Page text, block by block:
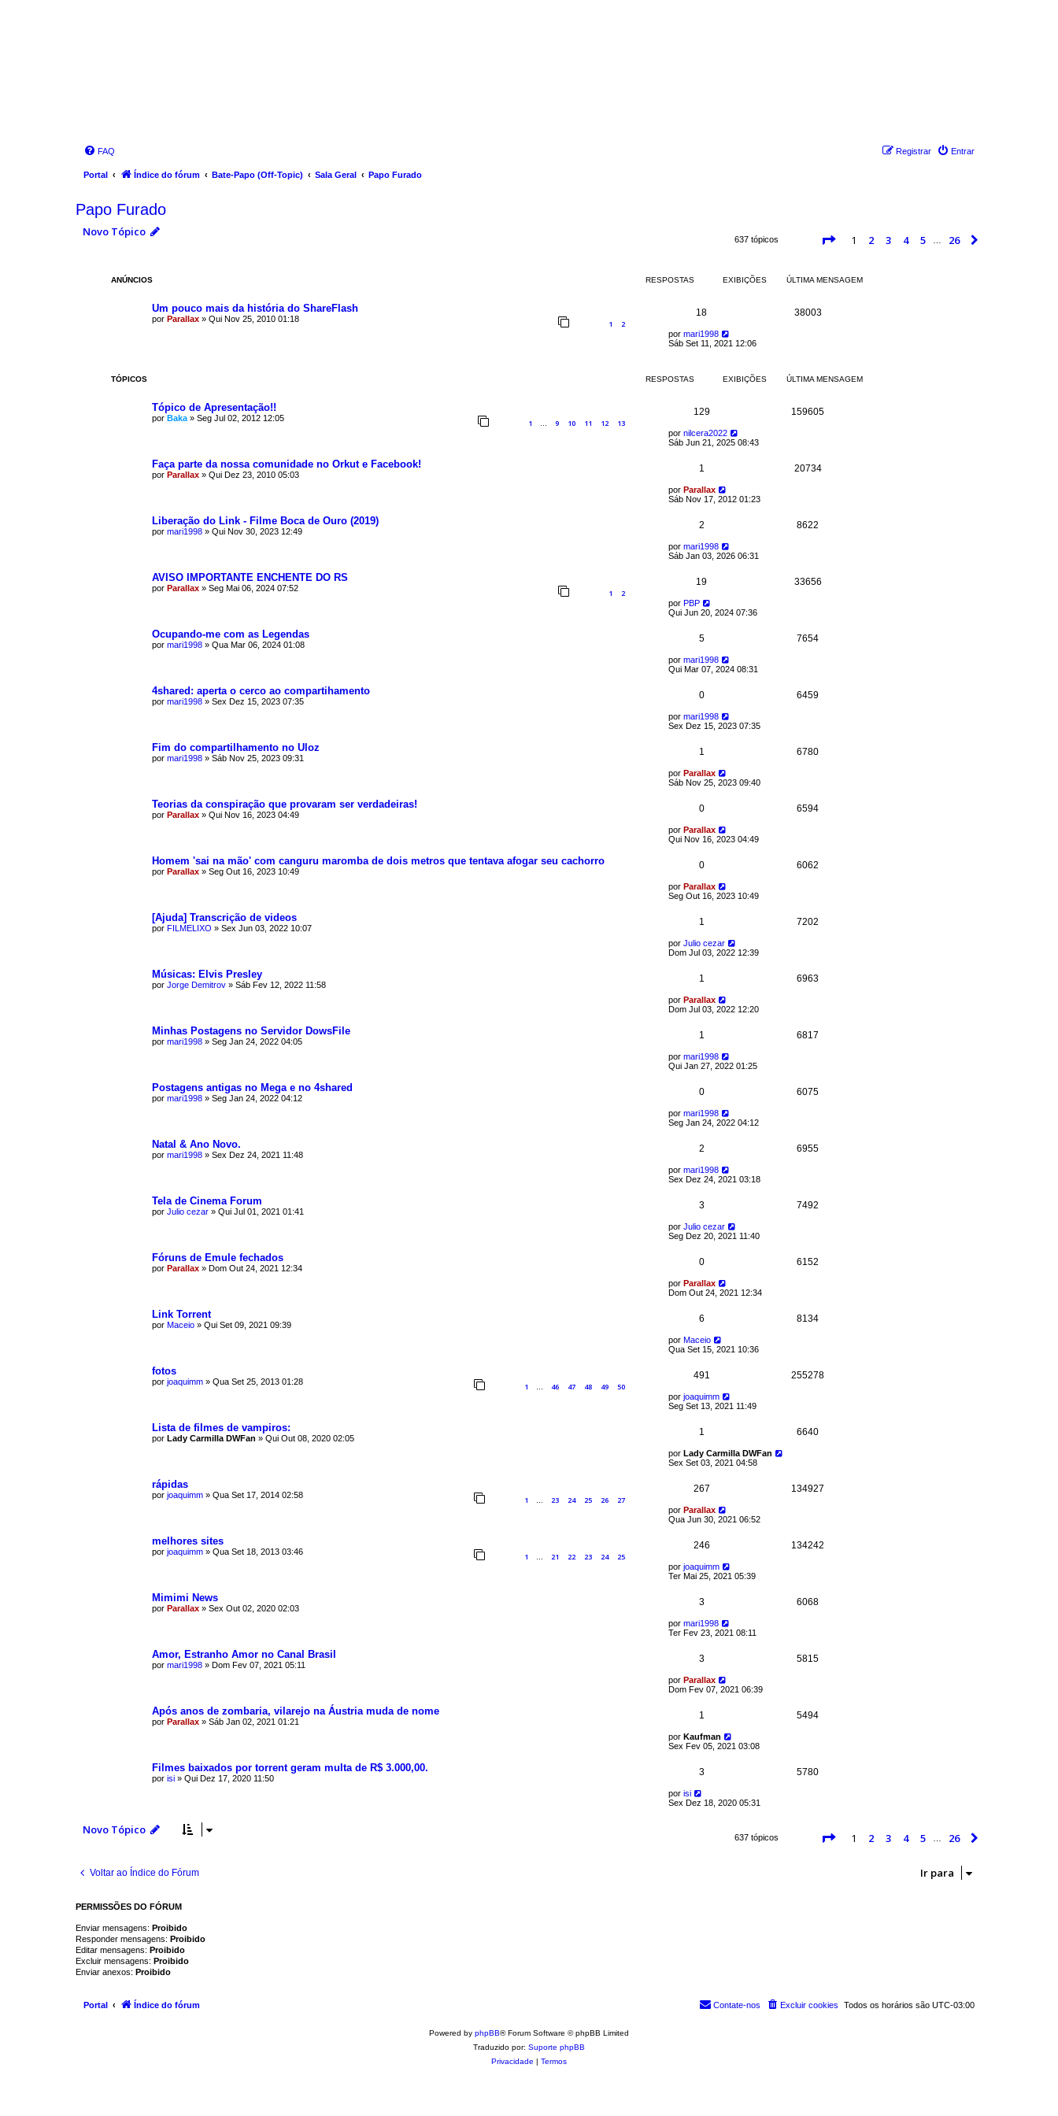
FAQ Entrar
Registrar
Portal Índice do fórum Bate-Papo (Off-Topic) Sala Geral Papo Furado
Papo Furado
Novo Tópico
637 tópicos Página de 26
1 2 3 4 5 26
ANÚNCIOS RESPOSTAS EXIBIÇÕES ÚLTIMA MENSAGEM
Um pouco mais da história do ShareFlash
por Parallax » Qui Nov 25, 2010 01:18 1 2
18 38003
por mari1998
Sáb Set 11, 2021 12:06
TÓPICOS RESPOSTAS EXIBIÇÕES ÚLTIMA MENSAGEM
Tópico de Apresentação!!
por Baka » Seg Jul 02, 2012 12:05 1 … 9 10 11 12 13
129 159605
por nilcera2022
Sáb Jun 21, 2025 08:43
Faça parte da nossa comunidade no Orkut e Facebook!
por Parallax » Qui Dez 23, 2010 05:03
1 20734
por Parallax
Sáb Nov 17, 2012 01:23
Liberação do Link - Filme Boca de Ouro (2019)
por mari1998 » Qui Nov 30, 2023 12:49
2 8622
por mari1998
Sáb Jan 03, 2026 06:31
AVISO IMPORTANTE ENCHENTE DO RS
por Parallax » Seg Mai 06, 2024 07:52 1 2
19 33656
por PBP
Qui Jun 20, 2024 07:36
Ocupando-me com as Legendas
por mari1998 » Qua Mar 06, 2024 01:08
5 7654
por mari1998
Qui Mar 07, 2024 08:31
4shared: aperta o cerco ao compartihamento
por mari1998 » Sex Dez 15, 2023 07:35
0 6459
por mari1998
Sex Dez 15, 2023 07:35
Fim do compartilhamento no Uloz
por mari1998 » Sáb Nov 25, 2023 09:31
1 6780
por Parallax
Sáb Nov 25, 2023 09:40
Teorias da conspiração que provaram ser verdadeiras!
por Parallax » Qui Nov 16, 2023 04:49
0 6594
por Parallax
Qui Nov 16, 2023 04:49
Homem 'sai na mão' com canguru maromba de dois metros que tentava afogar seu cachorro
por Parallax » Seg Out 16, 2023 10:49
0 6062
por Parallax
Seg Out 16, 2023 10:49
[Ajuda] Transcrição de videos
por FILMELIXO » Sex Jun 03, 2022 10:07
1 7202
por Julio cezar
Dom Jul 03, 2022 12:39
Músicas: Elvis Presley
por Jorge Demitrov » Sáb Fev 12, 2022 11:58
1 6963
por Parallax
Dom Jul 03, 2022 12:20
Minhas Postagens no Servidor DowsFile
por mari1998 » Seg Jan 24, 2022 04:05
1 6817
por mari1998
Qui Jan 27, 2022 01:25
Postagens antigas no Mega e no 4shared
por mari1998 » Seg Jan 24, 2022 04:12
0 6075
por mari1998
Seg Jan 24, 2022 04:12
Natal & Ano Novo.
por mari1998 » Sex Dez 24, 2021 11:48
2 6955
por mari1998
Sex Dez 24, 2021 03:18
Tela de Cinema Forum
por Julio cezar » Qui Jul 01, 2021 01:41
3 7492
por Julio cezar
Seg Dez 20, 2021 11:40
Fóruns de Emule fechados
por Parallax » Dom Out 24, 2021 12:34
0 6152
por Parallax
Dom Out 24, 2021 12:34
Link Torrent
por Maceio » Qui Set 09, 2021 09:39
6 8134
por Maceio
Qua Set 15, 2021 10:36
fotos
por joaquimm » Qua Set 25, 2013 01:28 1 … 46 47 48 49 50
491 255278
por joaquimm
Seg Set 13, 2021 11:49
Lista de filmes de vampiros:
por Lady Carmilla DWFan » Qui Out 08, 2020 02:05
1 6640
por Lady Carmilla DWFan
Sex Set 03, 2021 04:58
rápidas
por joaquimm » Qua Set 17, 2014 02:58 1 … 23 24 25 26 27
267 134927
por Parallax
Qua Jun 30, 2021 06:52
melhores sites
por joaquimm » Qua Set 18, 2013 03:46 1 … 21 22 23 24 25
246 134242
por joaquimm
Ter Mai 25, 2021 05:39
Mimimi News
por Parallax » Sex Out 02, 2020 02:03
3 6068
por mari1998
Ter Fev 23, 2021 08:11
Amor, Estranho Amor no Canal Brasil
por mari1998 » Dom Fev 07, 2021 05:11
3 5815
por Parallax
Dom Fev 07, 2021 06:39
Após anos de zombaria, vilarejo na Áustria muda de nome
por Parallax » Sáb Jan 02, 2021 01:21
1 5494
por Kaufman
Sex Fev 05, 2021 03:08
Filmes baixados por torrent geram multa de R$ 3.000,00.
por isi » Qui Dez 17, 2020 11:50
3 5780
por isi
Sex Dez 18, 2020 05:31
Novo Tópico
637 tópicos Página de 26
1 2 3 4 5 26
Voltar ao Índice do Fórum Ir para
PERMISSÕES DO FÓRUM
Enviar mensagens: Proibido
Responder mensagens: Proibido
Editar mensagens: Proibido
Excluir mensagens: Proibido
Enviar anexos: Proibido
Portal Índice do fórum Todos os horários são UTC-03:00
Excluir cookies
Contate-nos
Powered by phpBB® Forum Software © phpBB Limited
Traduzido por: Suporte phpBB
Privacidade | Termos